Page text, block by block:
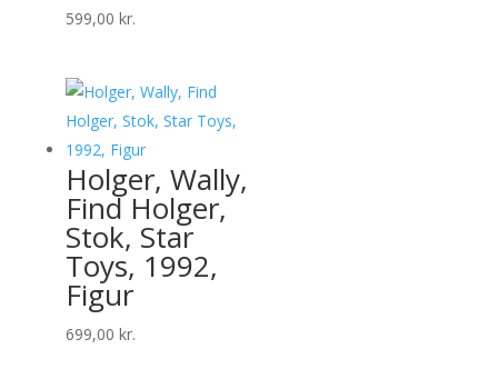
599,00 kr.
Holger, Wally,
Find Holger,
Stok, Star
Toys, 1992,
Figur
699,00 kr.